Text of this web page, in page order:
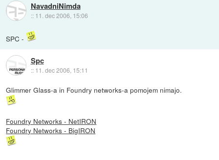
NavadniNimda
:: 11. dec 2006, 15:06
SPC -
Spc
:: 11. dec 2006, 15:11
Glimmer Glass-a in Foundry networks-a pomojem nimajo.
Foundry Networks - NetIRON
Foundry Networks - BigIRON